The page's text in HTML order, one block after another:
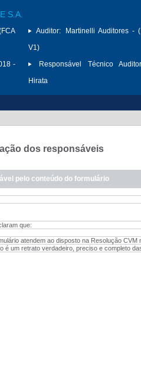
S.A.
-
Auditor:
Martinelli Auditores -
V1)
Responsável Técnico
Hirata